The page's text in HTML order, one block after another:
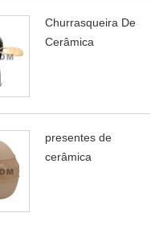
Churrasqueira De
Cerâmica
presentes de
cerâmica